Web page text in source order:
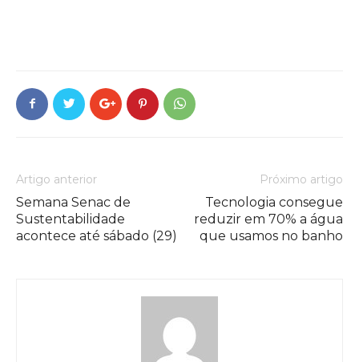
Artigo anterior
Semana Senac de
Sustentabilidade
acontece até sábado (29)
Próximo artigo
Tecnologia consegue
reduzir em 70% a água
que usamos no banho